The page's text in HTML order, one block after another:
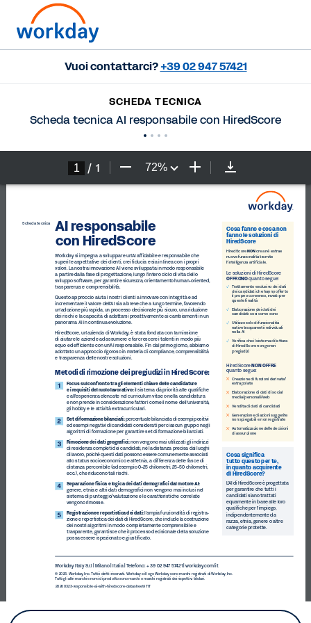
Vuoi contattarci?+39 02 947 57421
SCHEDA TECNICA
Scheda tecnica AI responsabile con HiredScore
/ 1 72%
Scheda tecnica
AI responsabile
con HiredScore
Workday si impegna a sviluppare un'AI affidabile e responsabile che
superi le aspettative dei clienti, crei fiducia e sia in linea con i propri
valori. La nostra innovazione AI viene sviluppata in modo responsabile
a partire dalla fase di progettazione, lungo l'intero ciclo di vita dello
sviluppo software, per garantire sicurezza, orientamento human-oriented,
trasparenza e comprensibilità.
Questo approccio aiuta i nostri clienti a innovare con integrità e ad
incrementare il valore dell'AI sia a breve che a lungo termine, favorendo
un'adozione più rapida, un processo decisionale più sicuro, una riduzione
dei rischi e la capacità di adattarsi proattivamente ai cambiamenti in un
panorama AI in continua evoluzione.
HiredScore, un'azienda di Workday, è stata fondata con la missione
di aiutare le aziende ad assumere e far crescere i talenti in modo più
equo ed efficiente con un'AI responsabile. Fin dal primo giorno, abbiamo
adottato un approccio rigoroso in materia di compliance, comprensibilità
e trasparenza delle nostre soluzioni.
Cosa significa
tutto questo per te,
in quanto acquirente
di HiredScore?
L'AI di HiredScore è progettata
per garantire che tutti i
candidati siano trattati
equamente in base alle loro
qualifiche per l'impiego,
indipendentemente da
razza, etnia, genere o altre
categorie protette.
Metodi di rimozione dei pregiudizi in HiredScore:
Focus sul confronto tra gli elementi chiave delle candidature
e i requisiti del ruolo lavorativo: il sistema dà priorità alle qualifiche
e all'esperienza elencate nel curriculum vitae o nella candidatura
e non prende in considerazione fattori come il nome dell'università,
gli hobby e le attività extracurriculari.
Set di formazione bilanciati: percentuale bilanciata di esempi positivi
ed esempi negativi di candidati considerati per ciascun gruppo negli
algoritmi di formazione per garantire set di formazione bilanciati.
Rimozione dei dati geografici: non vengono mai utilizzati gli indirizzi
di residenza completi dei candidati, né la distanza precisa dai luoghi
di lavoro, poiché questi dati possono essere comunemente associati
allo status socioeconomico e all'etnia, a differenza delle fasce di
distanza percorribile (ad esempio 0-25 chilometri, 25-50 chilometri,
ecc.), che riducono tali rischi.
Separazione fisica e logica dei dati demografici dal motore AI:
genere, etnia e altri dati demografici non vengono mai inclusi nel
sistema di punteggio/valutazione e le caratteristiche correlate
vengono rimosse.
Registrazione e reportistica dei dati: l'ampia funzionalità di registra-
zione e reportistica dei dati di HiredScore, che include la costruzione
dei nostri algoritmi in modo completamente comprensibile e
trasparente, garantisce che il processo decisionale della soluzione
possa essere ispezionato e giustificato.
Workday Italy S.r.l | Milano | Italia | Telefono: + 39 02 947 57421 | workday.com/it
© 2026. Workday, Inc. Tutti i diritti riservati. Workday e il logo Workday sono marchi registrati di Workday, Inc.
Tutti gli altri marchi e nomi di prodotto sono marchi o marchi registrati dei rispettivi titolari.
20260323-responsible-ai-with-hiredscore-datasheet-ITIT
Cosa fanno e cosa non
fanno le soluzioni di
HiredScore
HiredScore NON crea né estrae
nuove funzionalità tramite
l'intelligenza artificiale.
Le soluzioni di HiredScore
OFFRONO quanto segue:
Trattamento esclusivo dei dati
dei candidati che hanno offerto
il proprio consenso, inviati per
queste finalità
Elaborazione dei dati dei
candidati così come sono
Utilizzo solo di funzionalità
native trasparenti individuali
nella AI
Verifica che il sistema di lettura
di HiredScore non generi
pregiudizi
HiredScore NON OFFRE
quanto segue:
Creazione di funzioni derivate/
estrapolate
Elaborazione di dati di social
media/personali/web
Vendita di dati di candidati
Generazione di azioni suggerite
non spiegabili e non registrate
Automatizzazione delle decisioni
di assunzione